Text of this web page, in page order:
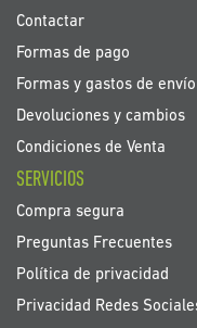
Contactar
Formas de pago
Formas y gastos de envío
Devoluciones y cambios
Condiciones de Venta
SERVICIOS
Compra segura
Preguntas Frecuentes
Política de privacidad
Privacidad Redes